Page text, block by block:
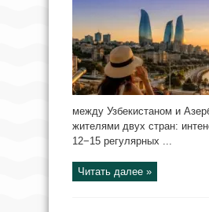
между Узбекистаном и
жителями двух стран:
12−15 регулярных ...
Читать далее »